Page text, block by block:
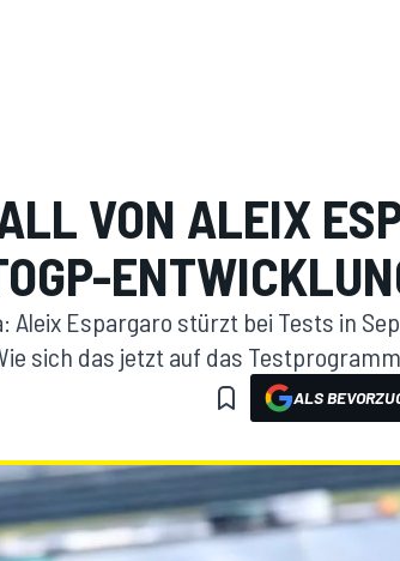
VON ALEIX
Aleix Espargaro stürzt bei Tests in
sich das jetzt auf das
ALS